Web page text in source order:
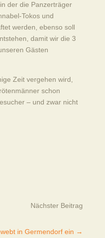
der die Panzerträger
Tokos und
werden, ebenso soll
damit wir die 3
Gästen
Zeit vergehen wird,
schon
– und zwar nicht
Nächster Beitrag
in Germendorf ein →